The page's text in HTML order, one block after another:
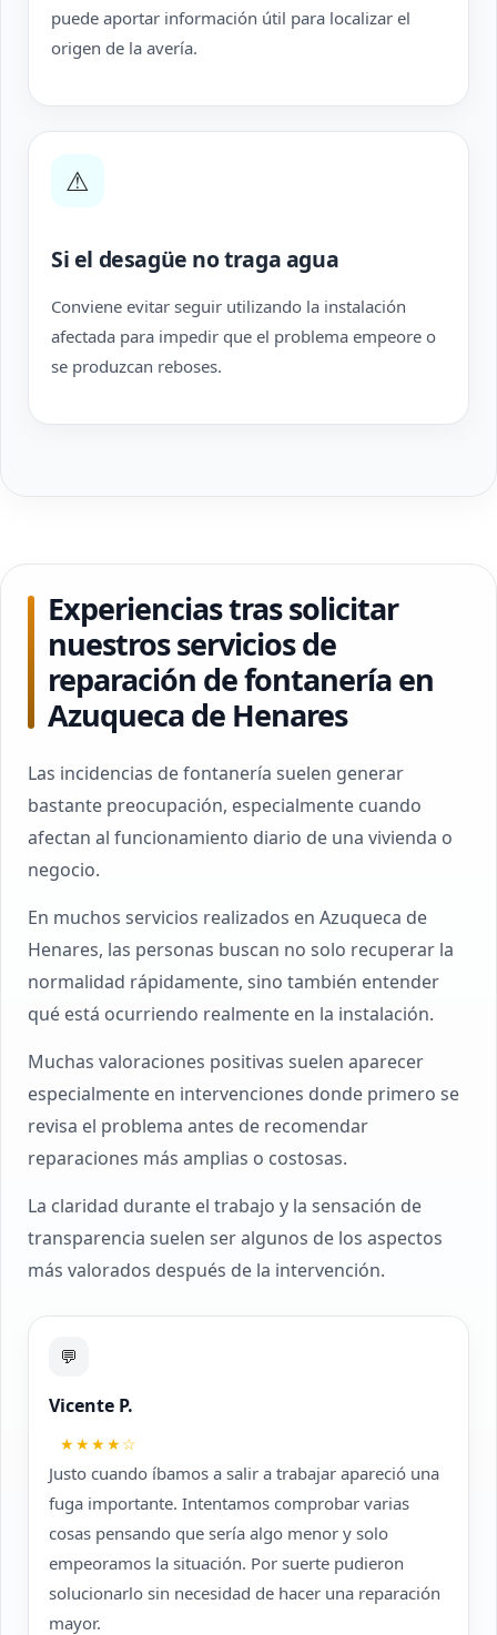
puede aportar información útil para localizar el
origen de la avería.
⚠
Si el desagüe no traga agua
Conviene evitar seguir utilizando la instalación
afectada para impedir que el problema empeore o
se produzcan reboses.
Experiencias tras solicitar
nuestros servicios de
reparación de fontanería en
Azuqueca de Henares
Las incidencias de fontanería suelen generar
bastante preocupación, especialmente cuando
afectan al funcionamiento diario de una vivienda o
negocio.
En muchos servicios realizados en Azuqueca de
Henares, las personas buscan no solo recuperar la
normalidad rápidamente, sino también entender
qué está ocurriendo realmente en la instalación.
Muchas valoraciones positivas suelen aparecer
especialmente en intervenciones donde primero se
revisa el problema antes de recomendar
reparaciones más amplias o costosas.
La claridad durante el trabajo y la sensación de
transparencia suelen ser algunos de los aspectos
más valorados después de la intervención.
💬
Vicente P.
★★★★☆
Justo cuando íbamos a salir a trabajar apareció una
fuga importante. Intentamos comprobar varias
cosas pensando que sería algo menor y solo
empeoramos la situación. Por suerte pudieron
solucionarlo sin necesidad de hacer una reparación
mayor.